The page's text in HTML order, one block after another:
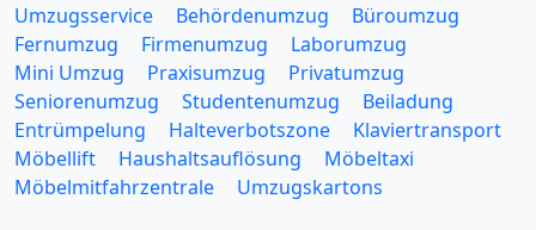
Umzugsservice Behördenumzug
Büroumzug
Fernumzug
Firmenumzug
Laborumzug
Mini Umzug
Praxisumzug
Privatumzug
Seniorenumzug
Studentenumzug
Beiladung
Entrümpelung
Halteverbotszone
Klaviertransport
Möbellift
Haushaltsauflösung
Möbeltaxi
Möbelmitfahrzentrale
Umzugskartons